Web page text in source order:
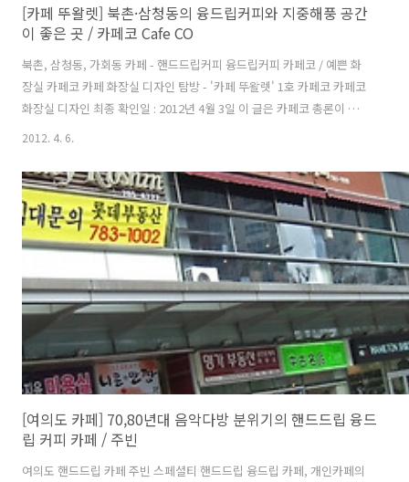
[카페 뚜왈렛] 북촌·삼청동의 융드립커피와 지중해풍 공간
이 좋은 곳 / 카페코 Cafe CO
북촌, 삼청동, 가회동 카페 - 핸드드립커피 융드립커피 카페코 / 예쁜 화
장실 카페코 카페 화장실 디자인 탐방 - '카페 뚜왈렛' 1호 카페코 카페코
화장실 디자인 최종 확인일 : 2012년 4월 3일 이 글은 카페코 총론이 아
닌 화장실에 한정된 견해이며 최종 확인일 이후 변화가 있을 경우 서두에
꼭! 가보세요'라는 뿌듯한 자부심이 배어 있는 글귀가 궁금해서 대체 어
떻길래.... 볼 일이 없는데도 일부러 들어가 봤었다. * 관련 글 - 북촌에 일
부러 숨어 있는 융드립 전문 핸드드립 커피점 / 카페코 - 옛스러운 집기와
커피장비로 꾸며진 분위기 좋은 카페 / 카페코 - 착하고 영민한 쿠폰적립
카드를 운영하는 카페 - 다동커피집, 삼청동..
2012. 4. 6.
[여의도 카페] 70,80년대 음악다방 분위기의 핸드드립 융드
립 커피 카페 / 주빈
여의도 핸드드립 카페 주빈 스페셜티 핸드드립 융드립 카페, 개인카페의